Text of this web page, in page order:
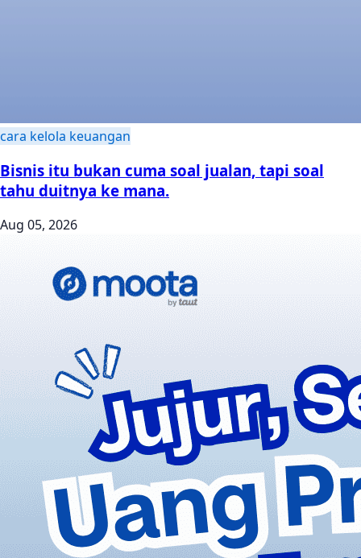
cara kelola keuangan
Bisnis itu bukan cuma soal jualan, tapi soal
tahu duitnya ke mana.
Aug 05, 2026